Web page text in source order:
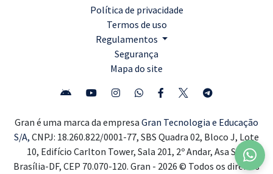
Política de privacidade
Termos de uso
Regulamentos
Segurança
Mapa do site
Gran é uma marca da empresa Gran Tecnologia e Educação
S/A, CNPJ: 18.260.822/0001-77, SBS Quadra 02, Bloco J, Lote
10, Edifício Carlton Tower, Sala 201, 2º Andar, Asa Sul,
Brasília-DF, CEP 70.070-120. Gran - 2026 © Todos os direitos